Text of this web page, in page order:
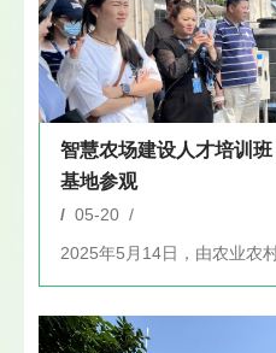
智慧农场建设人才培训
基地参观
/ 05-20 /